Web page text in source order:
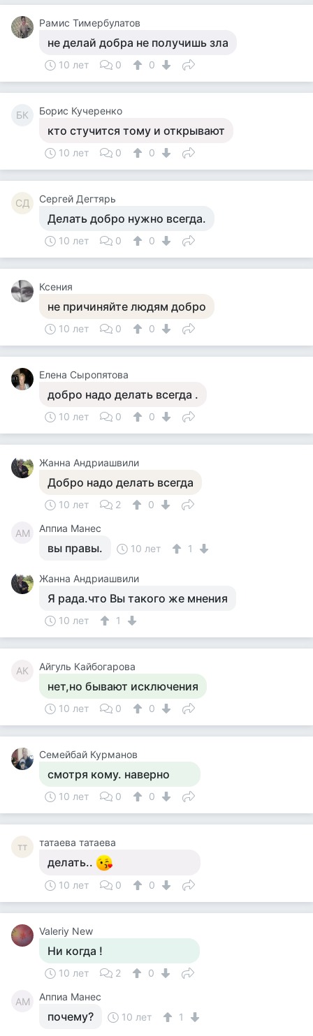
Рамис Тимербулатов
не делай добра не получишь зла
10 лет 0 0
БК Борис Кучеренко
кто стучится тому и открывают
10 лет 0 0
СД Сергей Дегтярь
Делать добро нужно всегда.
10 лет 0 0
Ксения
не причиняйте людям добро
10 лет 0 0
Елена Сыропятова
добро надо делать всегда .
10 лет 0 0
Жанна Андриашвили
Добро надо делать всегда
10 лет 2 0
АМ Аппиа Манес
вы правы. 10 лет 1
Жанна Андриашвили
Я рада.что Вы такого же мнения
10 лет 1
АК Айгуль Кайбогарова
нет,но бывают исключения
10 лет 0 0
Семейбай Курманов
смотря кому. наверно
10 лет 0 0
тт татаева татаева
делать..
10 лет 0 0
Valeriy New
Ни когда !
10 лет 2 0
АМ Аппиа Манес
почему? 10 лет 1